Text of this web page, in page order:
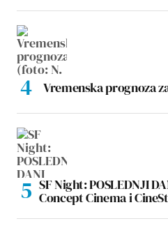
Vremenska prognoza
SF Night: POSLEDNJI
Concept Cinema i